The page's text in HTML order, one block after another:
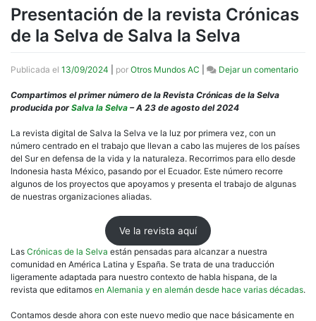
Presentación de la revista Crónicas
de la Selva de Salva la Selva
Publicada el 13/09/2024 por Otros Mundos AC Dejar un comentarioen
de
Compartimos el primer número de la Revista Crónicas de la Selva
producida porSalva la Selva – A 23 de agosto del 2024
La revista digital de Salva la Selva ve la luz por primera vez, con un
número centrado en el trabajo que llevan a cabo las mujeres de los países
del Sur en defensa de la vida y la naturaleza. Recorrimos para ello desde
Indonesia hasta México, pasando por el Ecuador. Este número recorre
algunos de los proyectos que apoyamos y presenta el trabajo de algunas
de nuestras organizaciones aliadas.
Ve la revista aquí
Las Crónicas de la Selva están pensadas para alcanzar a nuestra
comunidad en América Latina y España. Se trata de una traducción
ligeramente adaptada para nuestro contexto de habla hispana, de la
revista que editamos en Alemania y en alemán desde hace varias décadas.
Contamos desde ahora con este nuevo medio que nace básicamente en